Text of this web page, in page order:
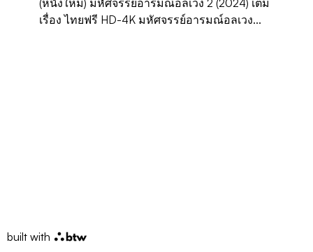
(หนังใหม่) มหัศจรรย์อารมณ์อลเวง 2 (2024) เต็ม
เรื่อง ไทยฟรี HD-4K มหัศจรรย์อารมณ์อลเวง...
built with btw